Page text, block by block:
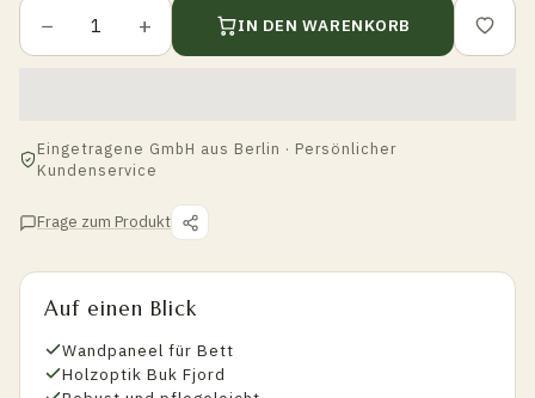
− + IN DEN WARENKORB
Eingetragene GmbH aus Berlin · Persönlicher
Kundenservice
Frage zum Produkt
Auf einen Blick
Wandpaneel für Bett
Holzoptik Buk Fjord